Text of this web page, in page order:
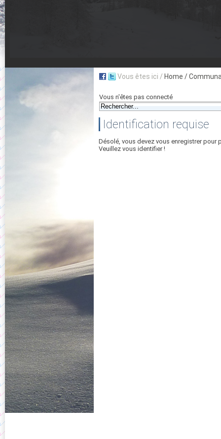
Vous êtes ici / Home /
Vous n'êtes pas connecté
Identification requise
Désolé, vous devez vous enregistrer pour
Veuillez vous identifier !